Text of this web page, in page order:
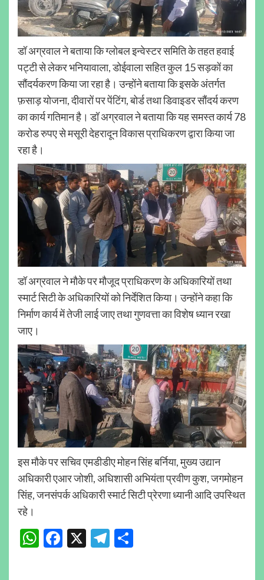
डॉ अग्रवाल ने बताया कि ग्लोबल इन्वेस्टर समिति के तहत हवाई
पट्टी से लेकर भनियावाला, डोईवाला सहित कुल 15 सड़कों का
सौंदर्यकरण किया जा रहा है। उन्होंने बताया कि इसके अंतर्गत
फ़साड़ योजना, दीवारों पर पेंटिंग, बोर्ड तथा डिवाइडर सौंदर्य करण
का कार्य गतिमान है। डॉ अग्रवाल ने बताया कि यह समस्त कार्य 78
करोड रुपए से मसूरी देहरादून विकास प्राधिकरण द्वारा किया जा
रहा है।
डॉ अग्रवाल ने मौके पर मौजूद प्राधिकरण के अधिकारियों तथा
स्मार्ट सिटी के अधिकारियों को निर्देशित किया। उन्होंने कहा कि
निर्माण कार्य में तेजी लाई जाए तथा गुणवत्ता का विशेष ध्यान रखा
जाए।
इस मौके पर सचिव एमडीडीए मोहन सिंह बर्निया, मुख्य उद्यान
अधिकारी एआर जोशी, अधिशासी अभियंता प्रवीण कुश, जगमोहन
सिंह, जनसंपर्क अधिकारी स्मार्ट सिटी प्रेरणा ध्यानी आदि उपस्थित
रहे।
WhatsApp
Facebook
X Telegram